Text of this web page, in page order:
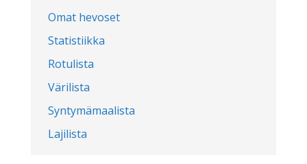
Omat hevoset
Statistiikka
Rotulista
Värilista
Syntymämaalista
Lajilista